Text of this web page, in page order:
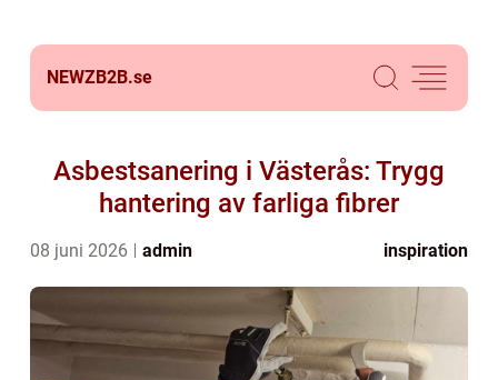
NEWZB2B.se
Asbestsanering i Västerås: Trygg
hantering av farliga fibrer
08 juni 2026 admin inspiration